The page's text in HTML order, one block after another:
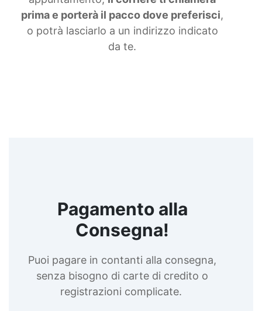
ultravioletta Lampada uv portatile See all
articles →
prima e porterà il pacco dove preferisci,
o potrà lasciarlo a un indirizzo indicato
da te.
Pagamento alla
Consegna!
Puoi pagare in contanti alla consegna,
senza bisogno di carte di credito o
registrazioni complicate.